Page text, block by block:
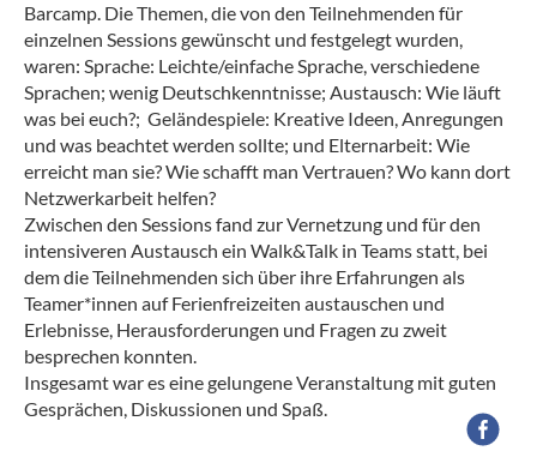
Barcamp. Die Themen, die von den Teilnehmenden für
einzelnen Sessions gewünscht und festgelegt wurden,
waren: Sprache: Leichte/einfache Sprache, verschiedene
Sprachen; wenig Deutschkenntnisse; Austausch: Wie läuft
was bei euch?; Geländespiele: Kreative Ideen, Anregungen
und was beachtet werden sollte; und Elternarbeit: Wie
erreicht man sie? Wie schafft man Vertrauen? Wo kann dort
Netzwerkarbeit helfen?
Zwischen den Sessions fand zur Vernetzung und für den
intensiveren Austausch ein Walk&Talk in Teams statt, bei
dem die Teilnehmenden sich über ihre Erfahrungen als
Teamer*innen auf Ferienfreizeiten austauschen und
Erlebnisse, Herausforderungen und Fragen zu zweit
besprechen konnten.
Insgesamt war es eine gelungene Veranstaltung mit guten
Gesprächen, Diskussionen und Spaß.